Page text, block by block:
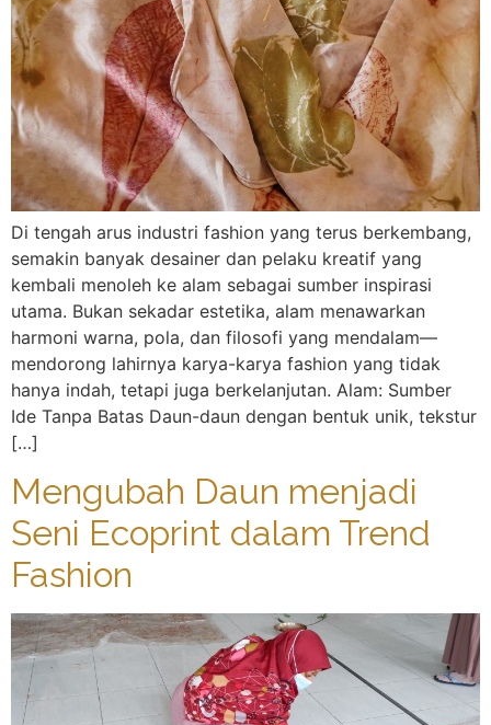
Di tengah arus industri fashion yang terus berkembang,
semakin banyak desainer dan pelaku kreatif yang
kembali menoleh ke alam sebagai sumber inspirasi
utama. Bukan sekadar estetika, alam menawarkan
harmoni warna, pola, dan filosofi yang mendalam—
mendorong lahirnya karya-karya fashion yang tidak
hanya indah, tetapi juga berkelanjutan. Alam: Sumber
Ide Tanpa Batas Daun-daun dengan bentuk unik, tekstur
[…]
Mengubah Daun menjadi
Seni Ecoprint dalam Trend
Fashion